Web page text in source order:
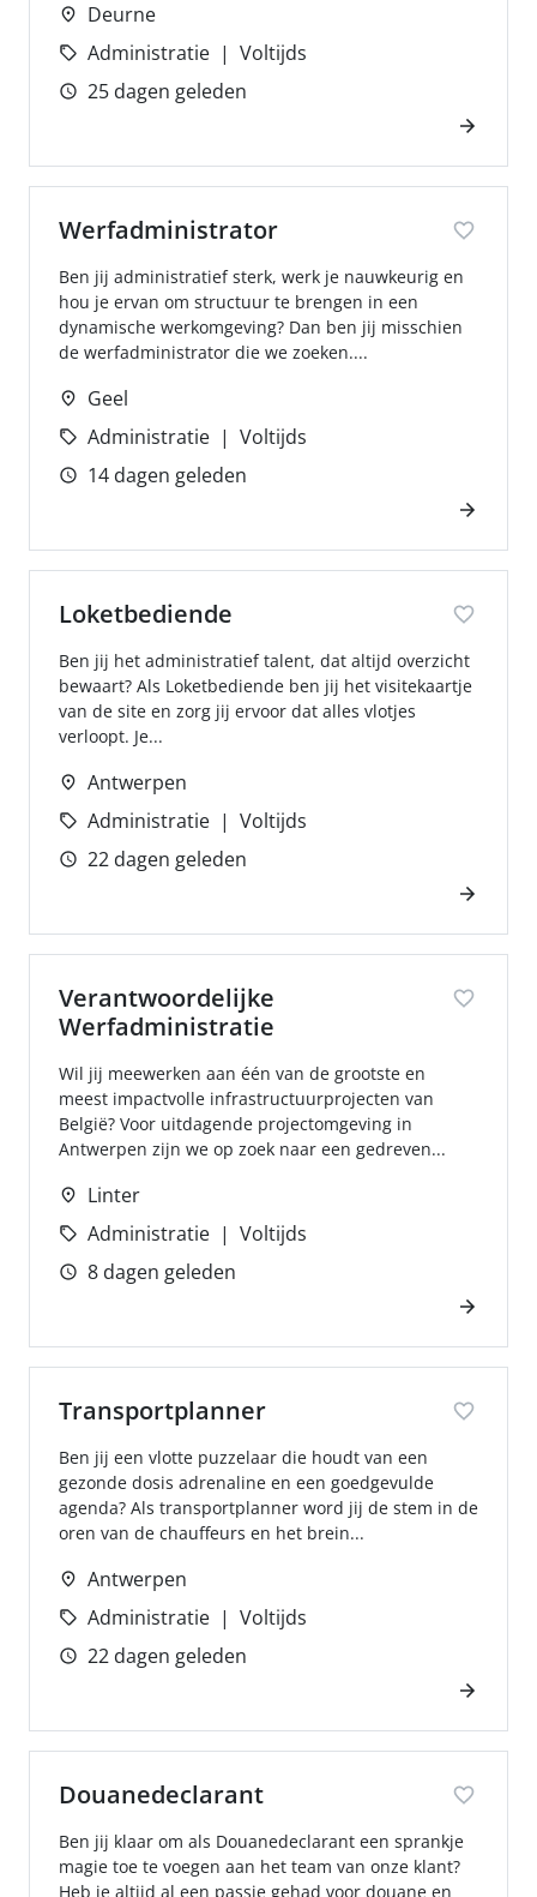
Deurne
Administratie
Voltijds
25 dagen geleden
Werfadministrator
Ben jij administratief sterk, werk je nauwkeurig en
hou je ervan om structuur te brengen in een
dynamische werkomgeving? Dan ben jij misschien
de werfadministrator die we zoeken....
Geel
Administratie
Voltijds
14 dagen geleden
Loketbediende
Ben jij het administratief talent, dat altijd overzicht
bewaart? Als Loketbediende ben jij het visitekaartje
van de site en zorg jij ervoor dat alles vlotjes
verloopt. Je...
Antwerpen
Administratie
Voltijds
22 dagen geleden
Verantwoordelijke
Werfadministratie
Wil jij meewerken aan één van de grootste en
meest impactvolle infrastructuurprojecten van
België? Voor uitdagende projectomgeving in
Antwerpen zijn we op zoek naar een gedreven...
Linter
Administratie
Voltijds
8 dagen geleden
Transportplanner
Ben jij een vlotte puzzelaar die houdt van een
gezonde dosis adrenaline en een goedgevulde
agenda? Als transportplanner word jij de stem in de
oren van de chauffeurs en het brein...
Antwerpen
Administratie
Voltijds
22 dagen geleden
Douanedeclarant
Ben jij klaar om als Douanedeclarant een sprankje
magie toe te voegen aan het team van onze klant?
Heb je altijd al een passie gehad voor douane en